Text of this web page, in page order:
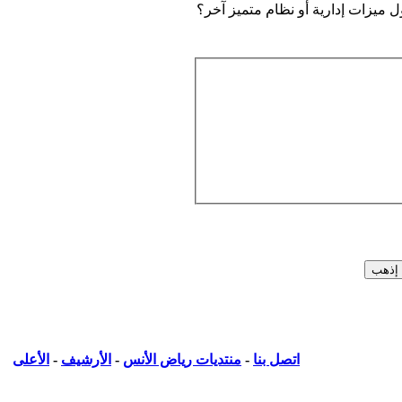
إدارية أو نظام متميز آخر؟
اتصل بنا - منتديات رياض الأنس - الأرشيف - الأعلى